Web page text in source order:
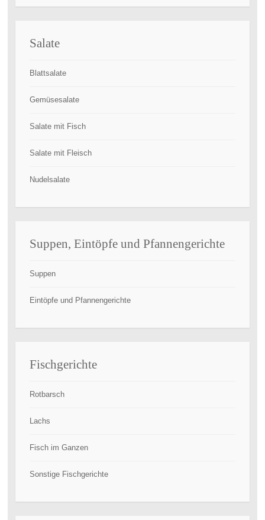
Salate
Blattsalate
Gemüsesalate
Salate mit Fisch
Salate mit Fleisch
Nudelsalate
Suppen, Eintöpfe und Pfannengerichte
Suppen
Eintöpfe und Pfannengerichte
Fischgerichte
Rotbarsch
Lachs
Fisch im Ganzen
Sonstige Fischgerichte